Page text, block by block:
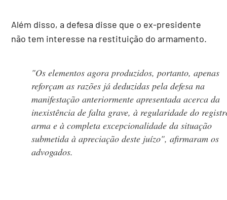
Além disso, a defesa disse que o ex-presidente
não tem interesse na restituição do armamento.
"Os elementos agora produzidos, portanto, apenas
reforçam as razões já deduzidas pela defesa na
manifestação anteriormente apresentada acerca da
inexistência de falta grave, à regularidade do
arma e à completa excepcionalidade da situação
submetida à apreciação deste juízo", afirmaram os
advogados.